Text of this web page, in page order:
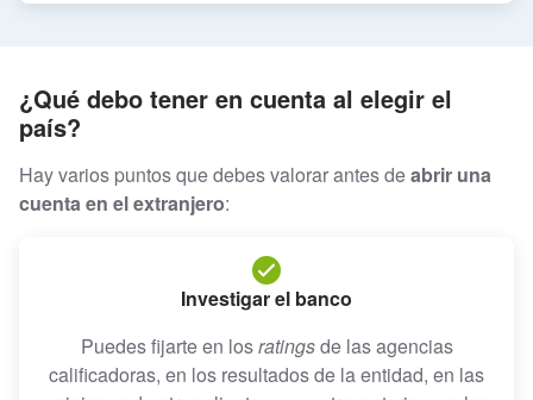
¿Qué debo tener en cuenta al elegir el
país?
Hay varios puntos que debes valorar antes deabrir una
cuenta en el extranjero:
Investigar el banco
Puedes fijarte en losratingsde las agencias
calificadoras, en los resultados de la entidad, en las